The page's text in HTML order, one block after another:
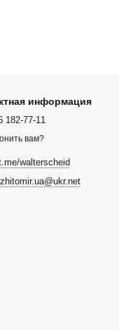
информация
182-77-11
вам?
walterscheid